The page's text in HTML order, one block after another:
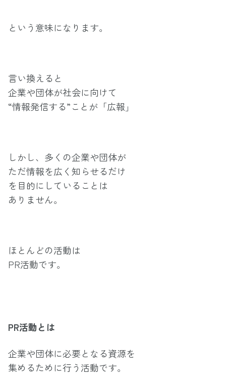
という意味になります。
言い換えると
企業や団体が社会に向けて
“情報発信する”ことが「広報」
しかし、多くの企業や団体が
ただ情報を広く知らせるだけ
を目的にしていることは
ありません。
ほとんどの活動は
PR活動です。
PR活動とは
企業や団体に必要となる資源を
集めるために行う活動です。